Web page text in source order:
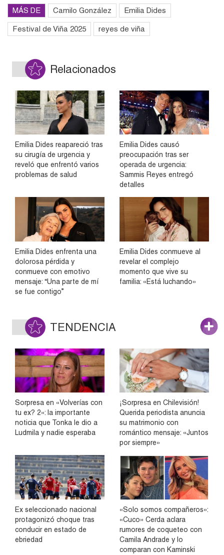
MÁS DE Camilo González Emilia Dides
Festival de Viña 2025 reyes de viña
Relacionados
Emilia Dides reapareció tras
su cirugía de urgencia y
reveló que enfrentó varios
problemas de salud
Emilia Dides causó
preocupación tras ser
operada de urgencia:
Sammis Reyes entregó
detalles
Emilia Dides enfrenta una
dolorosa pérdida y
conmueve con emotivo
mensaje: “Una parte de mí
se fue contigo”
Emilia Dides conmueve al
revelar el complejo
momento que vive su
familia: «Está luchando»
TENDENCIA
Sorpresa en «Volverías con
tu ex? 2»: la importante
noticia que Tonka le dio a
Ludmila y nadie esperaba
¡Sorpresa en Chilevisión!
Querida periodista anuncia
su matrimonio con
romántico mensaje: «Juntos
por siempre»
Ex seleccionado nacional
protagonizó choque tras
conducir en estado de
ebriedad
«Solo somos compañeros»:
«Cuco» Cerda aclara
rumores de coqueteo con
Camila Andrade y lo
comparan con Kaminski